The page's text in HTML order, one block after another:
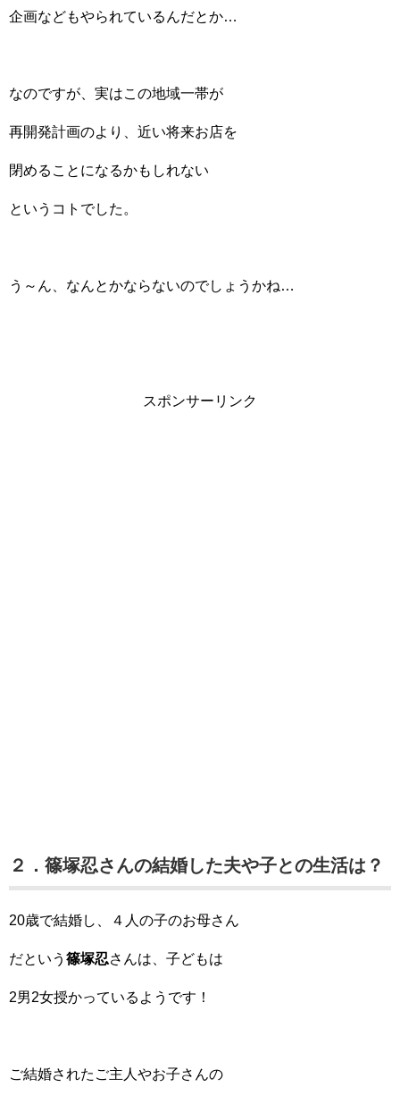
企画などもやられているんだとか…
なのですが、実はこの地域一帯が
再開発計画のより、近い将来お店を
閉めることになるかもしれない
というコトでした。
う～ん、なんとかならないのでしょうかね…
スポンサーリンク
２．篠塚忍さんの結婚した夫や子との生活は？
20歳で結婚し、４人の子のお母さん
だという 篠塚忍さんは、子どもは
2男2女授かっているようです！
ご結婚されたご主人やお子さんの